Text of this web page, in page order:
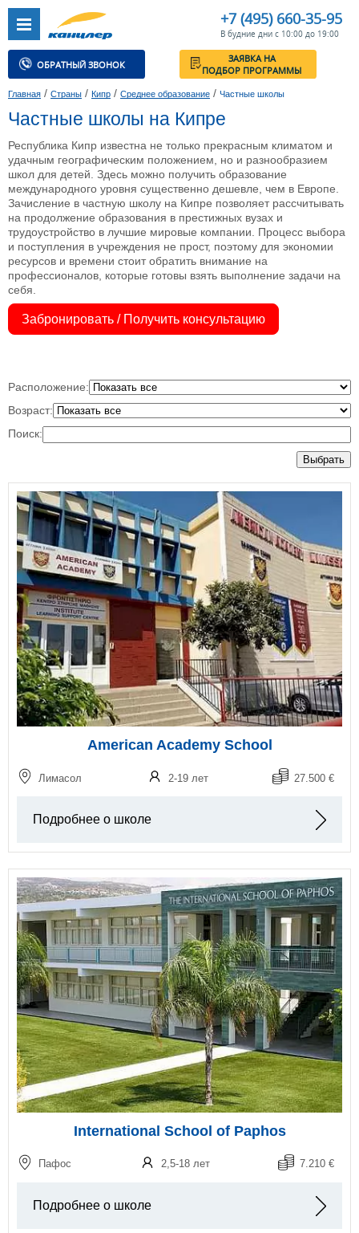
+7 (495) 660-35-95
В будние дни с 10:00 до 19:00
ОБРАТНЫЙ ЗВОНОК
ЗАЯВКА НА
ПОДБОР ПРОГРАММЫ
Главная / Страны / Кипр / Среднее образование / Частные школы
Частные школы на Кипре
Республика Кипр известна не только прекрасным климатом и
удачным географическим положением, но и разнообразием
школ для детей. Здесь можно получить образование
международного уровня существенно дешевле, чем в Европе.
Зачисление в частную школу на Кипре позволяет рассчитывать
на продолжение образования в престижных вузах и
трудоустройство в лучшие мировые компании. Процесс выбора
и поступления в учреждения не прост, поэтому для экономии
ресурсов и времени стоит обратить внимание на
профессионалов, которые готовы взять выполнение задачи на
себя.
Забронировать / Получить консультацию
Расположение:
Возраст:
Поиск:
Выбрать
American Academy School
Лимасол 2-19 лет 27.500 €
Подробнее о школе
International School of Paphos
Пафос 2,5-18 лет 7.210 €
Подробнее о школе